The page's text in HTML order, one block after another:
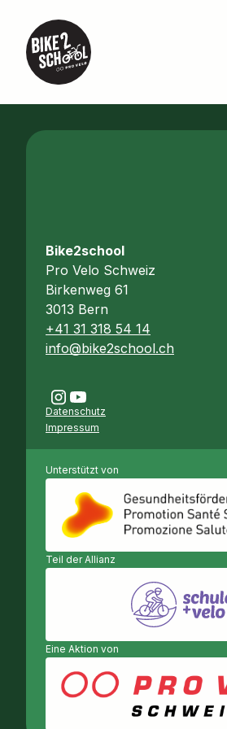
Bike2school
Pro Velo Schweiz
Birkenweg 61
3013 Bern
+41 31 318 54 14
info@bike2school.ch
Datenschutz
Impressum
Unterstützt von
Teil der Allianz
Eine Aktion von